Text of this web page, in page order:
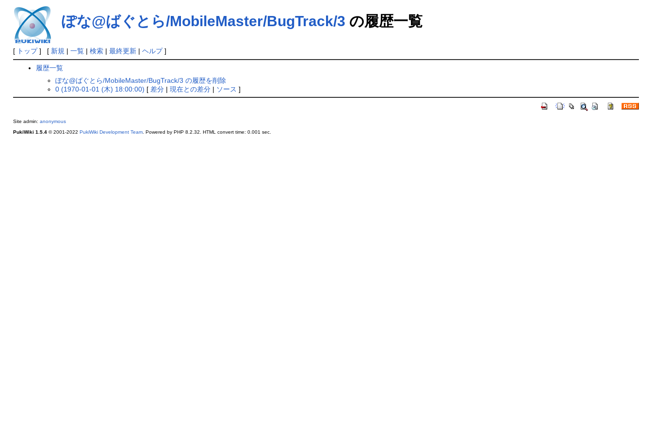
ぽな@ばぐとら/MobileMaster/BugTrack/3 の履歴一覧
[ トップ] [ 新規 | 一覧| 検索| 最終更新| ヘルプ]
履歴一覧
ぽな@ばぐとら/MobileMaster/BugTrack/3 の履歴を削除
0 (1970-01-01 (木) 18:00:00) [ 差分 |現在との差分 | ソース ]
Site admin: anonymous
PukiWiki 1.5.4© 2001-2022 PukiWiki Development Team. Powered by PHP 8.2.32. HTML convert time: 0.001 sec.